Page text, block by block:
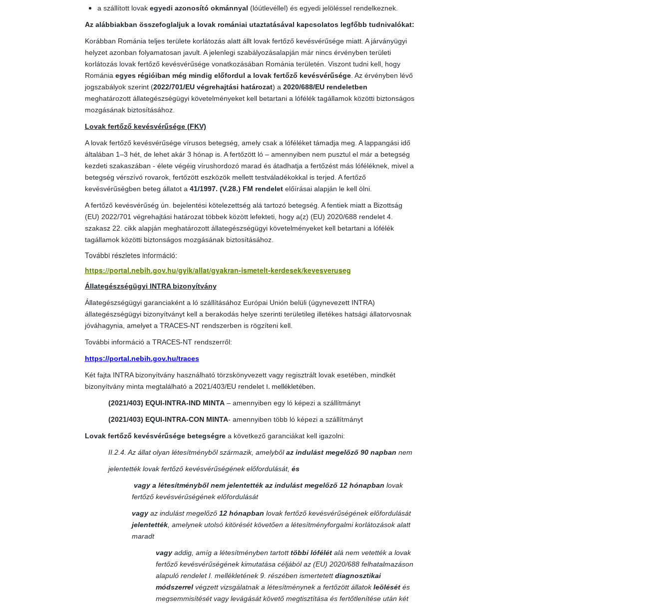
a szállított lovak egyedi azonosító okmánnyal (lóútlevéllel) és egyedi jelöléssel rendelkeznek.
Az alábbiakban összefoglaljuk a lovak romániai utaztatásával kapcsolatos legfőbb tudnivalókat:
Korábban Románia teljes területe korlátozás alatt állt lovak fertőző kevésvérűsége miatt. A járványügyi
helyzet azonban folyamatosan javult. A jelenlegi szabályozásalapján már nincs érvényben területi
korlátozás lovak fertőző kevésvérűsége vonatkozásában Románia területén. Viszont tudni kell, hogy
Románia egyes régióiban még mindig előfordul a lovak fertőző kevésvérűsége. Az érvényben lévő
jogszabályok szerint (2022/701/EU végrehajtási határozat) a 2020/688/EU rendeletben
meghatározott állategészségügyi követelményeket kell betartani a lófélék tagállamok közötti biztonságos
mozgásának biztosításához.
Lovak fertőző kevésvérűsége (FKV)
A lovak fertőző kevésvérűsége vírusos betegség, amely csak a lóféléket támadja meg. A lappangási idő
általában 1–3 hét, de lehet akár 3 hónap is. A fertőzött ló – amennyiben nem pusztul el már a betegség
kezdeti szakaszában - élete végéig vírushordozó marad és átadhatja a fertőzést más lóféléknek, mivel a
betegség vérszívó rovarok, fertőzött eszközök mellett testváladékokkal is terjed. A fertőző
kevésvérűségben beteg állatot a 41/1997. (V.28.) FM rendelet előírásai alapján le kell ölni.
A fertőző kevésvérűség ún. bejelentési kötelezettség alá tartozó betegség. A fentiek miatt a Bizottság
(EU) 2022/701 végrehajtási határozat többek között lefekteti, hogy a(z) (EU) 2020/688 rendelet 4.
szakasz 22. cikk alapján meghatározott állategészségügyi követelményeket kell betartani a lófélék
tagállamok közötti biztonságos mozgásának biztosításához.
További részletes információ:
https://portal.nebih.gov.hu/gyik/allat/gyakran-ismetelt-kerdesek/kevesveruseg
Állategészségügyi INTRA bizonyítvány
Állategészségügyi garanciaként a ló szállításához Európai Unión belüli (úgynevezett INTRA)
állategészségügyi bizonyítványt kell a berakodás helye szerinti területileg illetékes hatsági állatorvosnak
jóváhagynia, amelyet a TRACES-NT rendszerben is rögzíteni kell.
További információ a TRACES-NT rendszerről:
https://portal.nebih.gov.hu/traces
Két fajta INTRA bizonyítvány használható törzskönyvezett vagy regisztrált lovak esetében, mindkét
bizonyítvány minta megtalálható a 2021/403/EU rendelet I. mellékletében.
(2021/403) EQUI-INTRA-IND MINTA– amennyiben egy ló képezi a szállítmányt
(2021/403) EQUI-INTRA-CON MINTA- amennyiben több ló képezi a szállítmányt
Lovak fertőző kevésvérűsége betegségrea következő garanciákat kell igazolni:
II.2.4. Az állat olyan létesítményből származik, amelybőlaz indulást megelőző 90 napban nem
jelentették lovak fertőző kevésvérűségének előfordulását, és
vagy a létesítményből nem jelentették az indulást megelőző 12 hónapban lovak
fertőző kevésvérűségének előfordulását
vagyaz indulást megelőző 12 hónapban lovak fertőző kevésvérűségének előfordulását
jelentették, amelynek utolsó kitörését követően a létesítményforgalmi korlátozások alatt
maradt
vagyaddig, amíg a létesítményben tartotttöbbi lófélétalá nem vetették a lovak
fertőző kevésvérűségének kimutatása céljából az (EU) 2020/688 felhatalmazáson
alapuló rendelet I. mellékletének 9. részében ismertetettdiagnosztikai
módszerrelvégzett vizsgálatnak a létesítménynek a fertőzött állatokleölésétés
megsemmisítését vagy levágását követő megtisztítása és fertőtlenítése után két